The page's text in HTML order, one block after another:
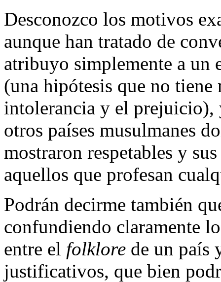
Desconozco los motivos
aunque han tratado de
atribuyo simplemente a un
(una hipótesis que no
intolerancia y el prejuicio),
otros países musulmanes
mostraron respetables y
aquellos que profesan
Podrán decirme también
confundiendo claramente
entre el folklore de un país
justificativos, que bien